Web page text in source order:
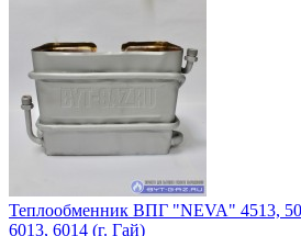
Теплообменник ВПГ "NEVA" 4513,
6013, 6014 (г. Гай)